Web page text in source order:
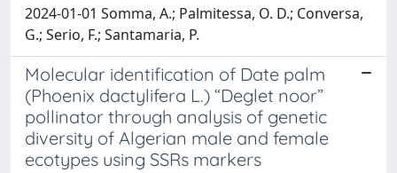
2024-01-01 Somma, A.; Palmitessa, O. D.; Conversa,
G.; Serio, F.; Santamaria, P.
Molecular identification of Date palm
(Phoenix dactylifera L.) “Deglet noor”
pollinator through analysis of genetic
diversity of Algerian male and female
ecotypes using SSRs markers